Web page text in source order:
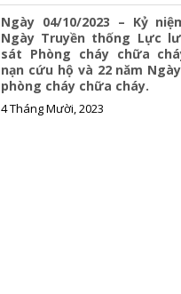
Ngày 04/10/2023 – Kỷ
Ngày Truyền thống Lực
sát Phòng cháy chữa
nạn cứu hộ và 22 năm
phòng cháy chữa cháy.
4 Tháng Mười, 2023